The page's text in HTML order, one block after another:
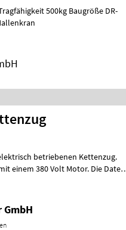
betriebenen Kettenzug.
einem 380 Volt Motor. Die Daten
GmbH